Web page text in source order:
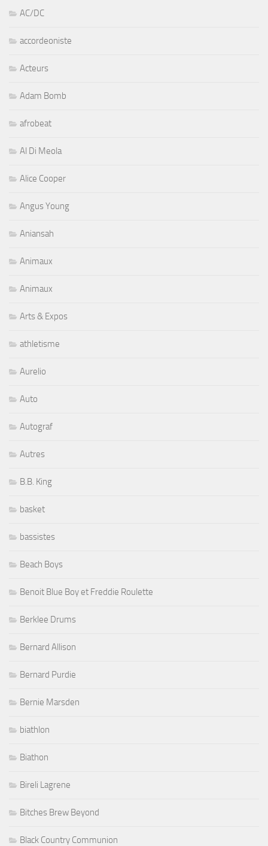
AC/DC
accordeoniste
Acteurs
Adam Bomb
afrobeat
Al Di Meola
Alice Cooper
Angus Young
Aniansah
Animaux
Animaux
Arts & Expos
athletisme
Aurelio
Auto
Autograf
Autres
B.B. King
basket
bassistes
Beach Boys
Benoit Blue Boy et Freddie Roulette
Berklee Drums
Bernard Allison
Bernard Purdie
Bernie Marsden
biathlon
Biathon
Bireli Lagrene
Bitches Brew Beyond
Black Country Communion